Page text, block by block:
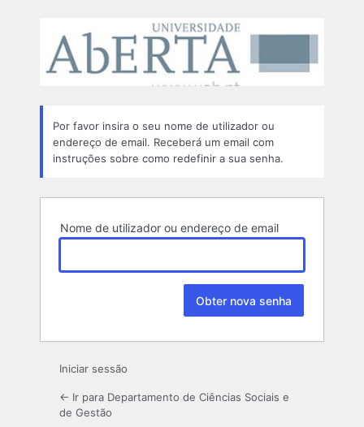
perdida
Por favor insira o seu nome de utilizador ou
endereço de email. Receberá um email com
instruções sobre como redefinir a sua senha.
Nome de utilizador ou endereço de email
Iniciar sessão
← Ir para Departamento de Ciências Sociais e
de Gestão